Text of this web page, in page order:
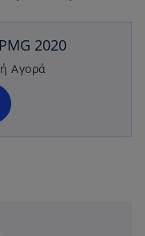
2020
Αγορά